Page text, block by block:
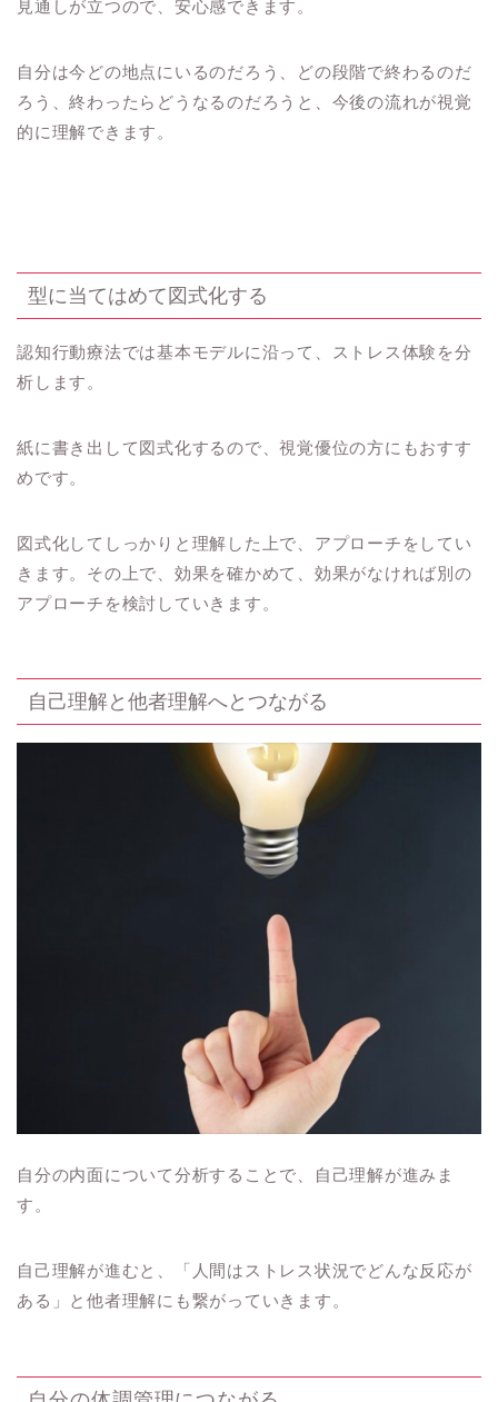
見通しが立つので、安心感できます。
自分は今どの地点にいるのだろう、どの段階で終わるのだ
ろう、終わったらどうなるのだろうと、今後の流れが視覚
的に理解できます。
型に当てはめて図式化する
認知行動療法では基本モデルに沿って、ストレス体験を分
析します。
紙に書き出して図式化するので、視覚優位の方にもおすす
めです。
図式化してしっかりと理解した上で、アプローチをしてい
きます。その上で、効果を確かめて、効果がなければ別の
アプローチを検討していきます。
自己理解と他者理解へとつながる
自分の内面について分析することで、自己理解が進みま
す。
自己理解が進むと、「人間はストレス状況でどんな反応が
ある」と他者理解にも繋がっていきます。